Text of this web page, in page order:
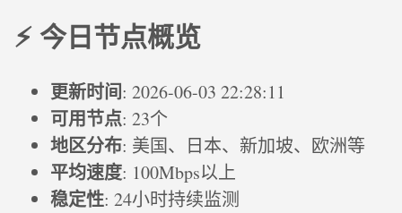
⚡ 今日节点概览
更新时间: 2026-06-03 22:28:11
可用节点: 23个
地区分布: 美国、日本、新加坡、欧洲等
平均速度: 100Mbps以上
稳定性: 24小时持续监测